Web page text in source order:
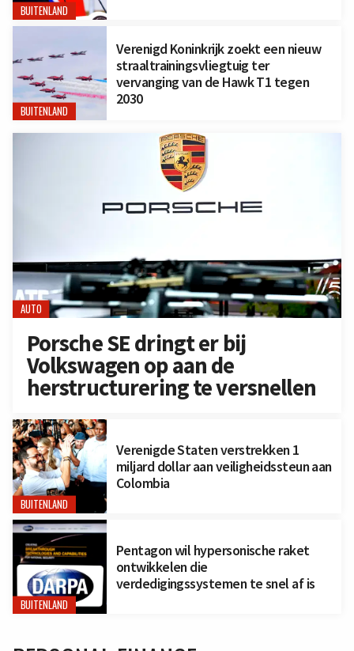
BUITENLAND
BUITENLAND
Verenigd Koninkrijk zoekt een nieuw
straaltrainingsvliegtuig ter
vervanging van de Hawk T1 tegen
2030
AUTO
Porsche SE dringt er bij
Volkswagen op aan de
herstructurering te versnellen
BUITENLAND
Verenigde Staten verstrekken 1
miljard dollar aan veiligheidssteun aan
Colombia
BUITENLAND
Pentagon wil hypersonische raket
ontwikkelen die
verdedigingssystemen te snel af is